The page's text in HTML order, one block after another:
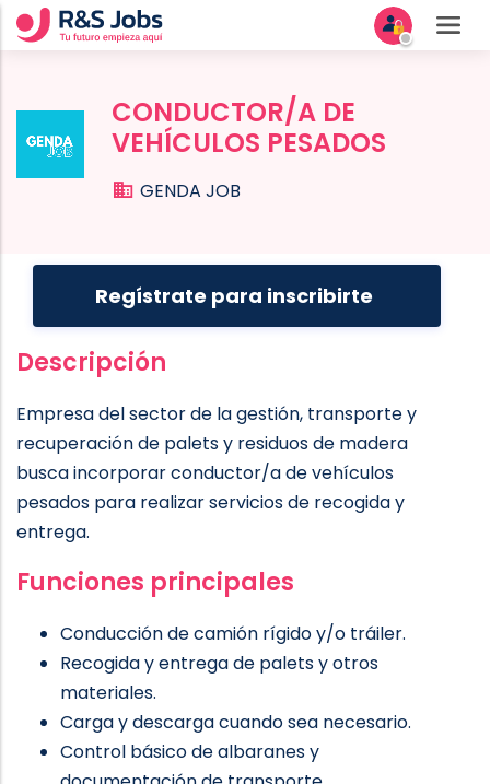
CONDUCTOR/A DE
VEHÍCULOS PESADOS
GENDA JOB
Regístrate para inscribirte
Descripción
Empresa del sector de la gestión, transporte y
recuperación de palets y residuos de madera
busca incorporar conductor/a de vehículos
pesados para realizar servicios de recogida y
entrega.
Funciones principales
Conducción de camión rígido y/o tráiler.
Recogida y entrega de palets y otros
materiales.
Carga y descarga cuando sea necesario.
Control básico de albaranes y